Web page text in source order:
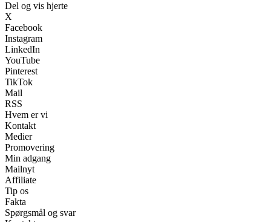
Del og vis hjerte
X
Facebook
Instagram
LinkedIn
YouTube
Pinterest
TikTok
Mail
RSS
Hvem er vi
Kontakt
Medier
Promovering
Min adgang
Mailnyt
Affiliate
Tip os
Fakta
Spørgsmål og svar